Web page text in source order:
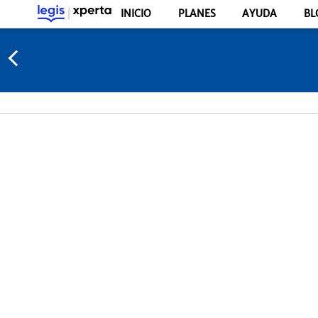
INICIO PLANES AYUDA